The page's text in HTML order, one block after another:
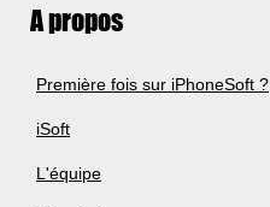
A propos
Première fois sur iPhoneSoft ?
iSoft
L'équipe